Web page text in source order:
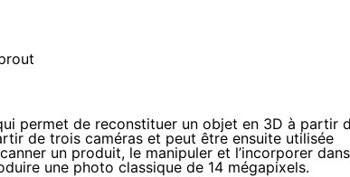
permet de reconstituer un objet en 3D à partir
de trois caméras et peut être ensuite utilisée
un produit, le manipuler et l’incorporer dans
une photo classique de 14 mégapixels.